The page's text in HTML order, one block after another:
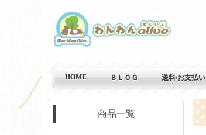
HOME ＢＬＯＧ 送料/お支払い
商品一覧